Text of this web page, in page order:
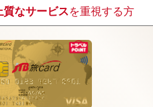
なサービスを重視する方